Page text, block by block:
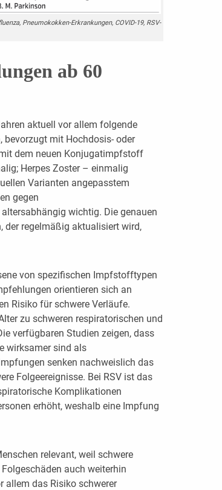
Pneumokokken-Erkrankungen, COVID-19, RSV-
ab 60
aktuell vor allem folgende
mit Hochdosis- oder
dem neuen Konjugatimpfstoff
Herpes Zoster – einmalig
Varianten angepasstem
gegen
wichtig. Die genauen
der regelmäßig aktualisiert wird,
von spezifischen Impfstofftypen
orientieren sich an
Risiko für schwere Verläufe.
zu schweren respiratorischen und
verfügbaren Studien zeigen, dass
wirksamer sind als
senken nachweislich das
Folgeereignisse. Bei RSV ist das
Komplikationen
erhöht, weshalb eine Impfung
relevant, weil schwere
auch weiterhin
allem das Risiko schwerer